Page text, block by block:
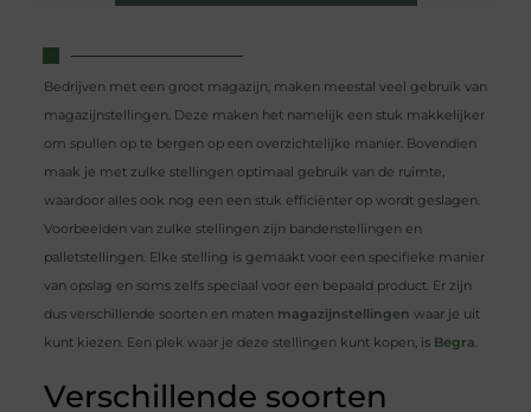
Bedrijven met een groot magazijn, maken meestal veel gebruik van
magazijnstellingen. Deze maken het namelijk een stuk makkelijker
om spullen op te bergen op een overzichtelijke manier. Bovendien
maak je met zulke stellingen optimaal gebruik van de ruimte,
waardoor alles ook nog een een stuk efficiënter op wordt geslagen.
Voorbeelden van zulke stellingen zijn bandenstellingen en
palletstellingen. Elke stelling is gemaakt voor een specifieke manier
van opslag en soms zelfs speciaal voor een bepaald product. Er zijn
dus verschillende soorten en maten magazijnstellingen waar je uit
kunt kiezen. Een plek waar je deze stellingen kunt kopen, is Begra.
Verschillende soorten